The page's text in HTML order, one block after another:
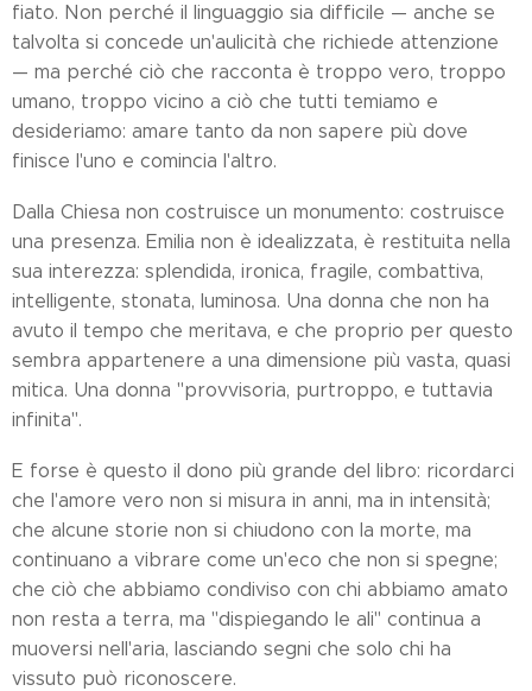
fiato. Non perché il linguaggio sia difficile — anche se
talvolta si concede un'aulicità che richiede attenzione
— ma perché ciò che racconta è troppo vero, troppo
umano, troppo vicino a ciò che tutti temiamo e
desideriamo: amare tanto da non sapere più dove
finisce l'uno e comincia l'altro.
Dalla Chiesa non costruisce un monumento: costruisce
una presenza. Emilia non è idealizzata, è restituita nella
sua interezza: splendida, ironica, fragile, combattiva,
intelligente, stonata, luminosa. Una donna che non ha
avuto il tempo che meritava, e che proprio per questo
sembra appartenere a una dimensione più vasta, quasi
mitica. Una donna "provvisoria, purtroppo, e tuttavia
infinita".
E forse è questo il dono più grande del libro: ricordarci
che l'amore vero non si misura in anni, ma in intensità;
che alcune storie non si chiudono con la morte, ma
continuano a vibrare come un'eco che non si spegne;
che ciò che abbiamo condiviso con chi abbiamo amato
non resta a terra, ma "dispiegando le ali" continua a
muoversi nell'aria, lasciando segni che solo chi ha
vissuto può riconoscere.